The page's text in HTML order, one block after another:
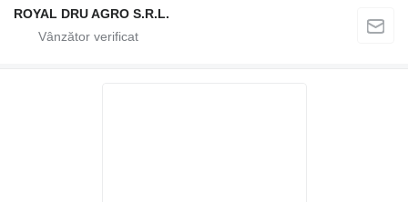
ROYAL DRU AGRO S.R.L.